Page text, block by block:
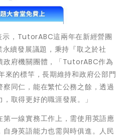
，TutorABC這兩年在新經營團
續發展議題，秉持『取之於社
政府機關團體，「TutorABC作為
來的標竿，長期維持和政府公部門
同仁，能在繁忙公務之餘，透過
取得更好的職涯發展。」
一線實務工作上，需使用英語應
身英語能力也需與時俱進。人民